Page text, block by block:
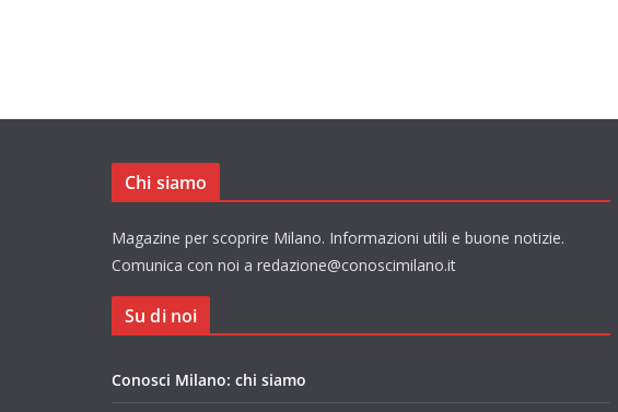
Chi siamo
Magazine per scoprire Milano. Informazioni utili e buone notizie.
Comunica con noi a redazione@conoscimilano.it
Su di noi
Conosci Milano: chi siamo